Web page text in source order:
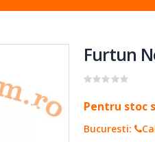
Furtun
Pentru stoc
Bucuresti: